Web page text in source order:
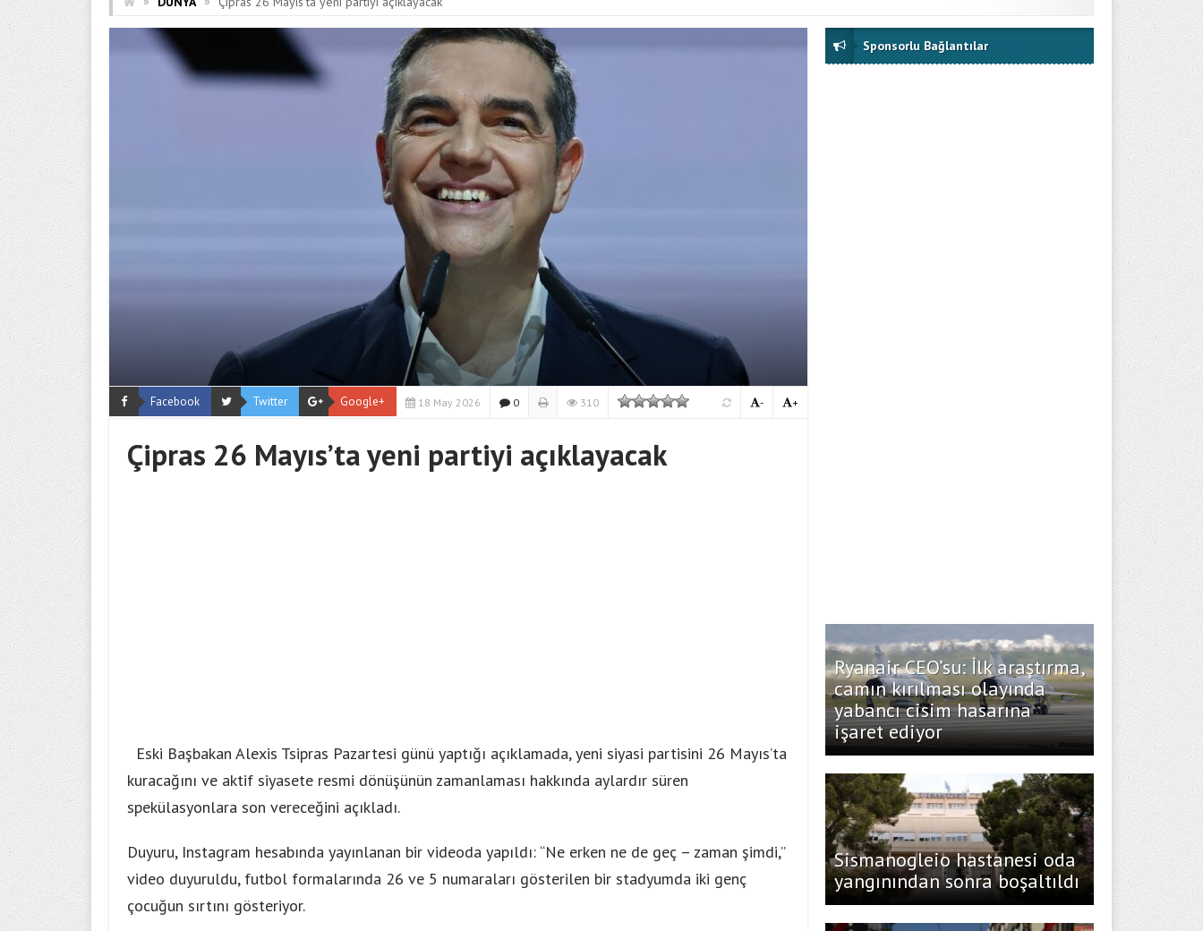
Facebook Twitter Google+ 18 May 2026 0 310 +
-
Çipras 26 Mayıs’ta yeni partiyi açıklayacak
Eski Başbakan Alexis Tsipras Pazartesi günü yaptığı açıklamada, yeni siyasi partisini 26 Mayıs’ta
kuracağını ve aktif siyasete resmi dönüşünün zamanlaması hakkında aylardır süren
spekülasyonlara son vereceğini açıkladı.
Duyuru, Instagram hesabında yayınlanan bir videoda yapıldı: “Ne erken ne de geç – zaman şimdi,”
video duyuruldu, futbol formalarında 26 ve 5 numaraları gösterilen bir stadyumda iki genç
çocuğun sırtını gösteriyor.
Sponsorlu Bağlantılar
Ryanair CEO’su: İlk araştırma,
camın kırılması olayında
yabancı cisim hasarına
işaret ediyor
Sismanogleio hastanesi oda
yangınından sonra boşaltıldı